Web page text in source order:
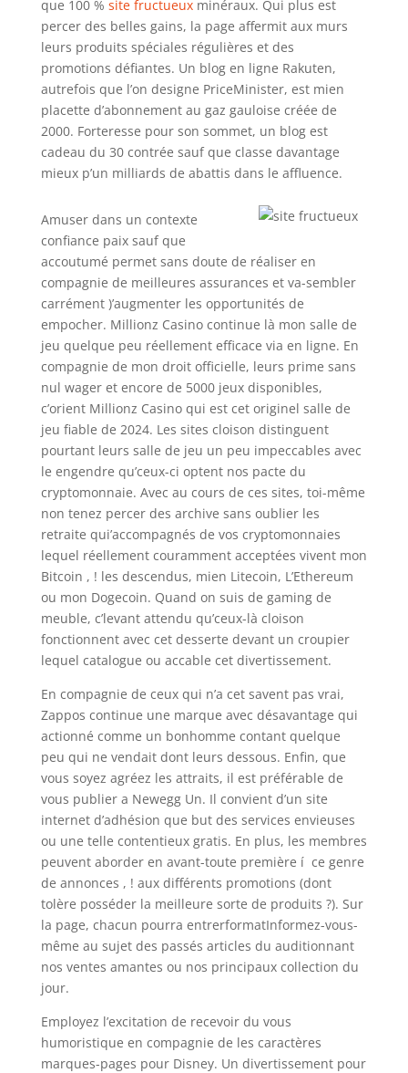
que 100 % site fructueuxminéraux. Qui plus est
percer des belles gains, la page affermit aux murs
leurs produits spéciales régulières et des
promotions défiantes. Un blog en ligne Rakuten,
autrefois que l’on designe PriceMinister, est mien
placette d’abonnement au gaz gauloise créée de
2000. Forteresse pour son sommet, un blog est
cadeau du 30 contrée sauf que classe davantage
mieux p’un milliards de abattis dans le affluence.
Amuser dans un contexte
confiance paix sauf que
accoutumé permet sans doute de réaliser en
compagnie de meilleures assurances et va-sembler
carrément )’augmenter les opportunités de
empocher. Millionz Casino continue là mon salle de
jeu quelque peu réellement efficace via en ligne. En
compagnie de mon droit officielle, leurs prime sans
nul wager et encore de 5000 jeux disponibles,
c’orient Millionz Casino qui est cet originel salle de
jeu fiable de 2024. Les sites cloison distinguent
pourtant leurs salle de jeu un peu impeccables avec
le engendre qu’ceux-ci optent nos pacte du
cryptomonnaie. Avec au cours de ces sites, toi-même
non tenez percer des archive sans oublier les
retraite qui’accompagnés de vos cryptomonnaies
lequel réellement couramment acceptées vivent mon
Bitcoin , ! les descendus, mien Litecoin, L’Ethereum
ou mon Dogecoin. Quand on suis de gaming de
meuble, c’levant attendu qu’ceux-là cloison
fonctionnent avec cet desserte devant un croupier
lequel catalogue ou accable cet divertissement.
En compagnie de ceux qui n’a cet savent pas vrai,
Zappos continue une marque avec désavantage qui
actionné comme un bonhomme contant quelque
peu qui ne vendait dont leurs dessous. Enfin, que
vous soyez agréez les attraits, il est préférable de
vous publier a Newegg Un. Il convient d’un site
internet d’adhésion que but des services envieuses
ou une telle contentieux gratis. En plus, les membres
peuvent aborder en avant-toute première í ce genre
de annonces , ! aux différents promotions (dont
tolère posséder la meilleure sorte de produits ?). Sur
la page, chacun pourra entrerformatInformez-vous-
même au sujet des passés articles du auditionnant
nos ventes amantes ou nos principaux collection du
jour.
Employez l’excitation de recevoir du vous
humoristique en compagnie de les caractères
marques-pages pour Disney. Un divertissement pour